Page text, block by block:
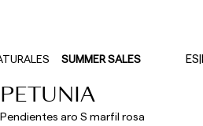
SUMMER SALES ES|
PETUNIA
Pendientes aro S marfil rosa